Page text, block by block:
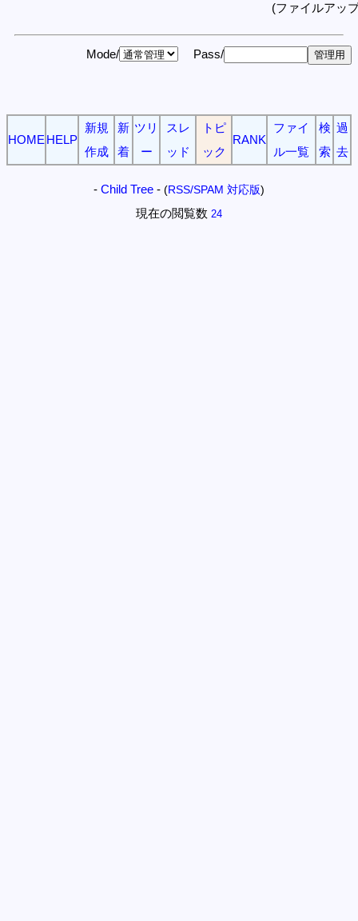
(ファイルアッ
Mode/ Pass/
HOME HELP
新規
作成
新
着
ツリ
ー
スレ
ッド
トピ
ック
RANK
ファイ
ル一覧
検
索
過
去
- Child Tree - (RSS/SPAM 対応版)
現在の閲覧数 24